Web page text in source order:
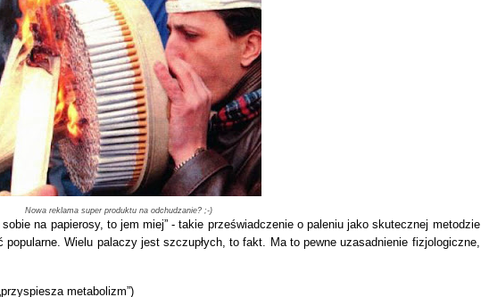
Nowa reklama super produktu na odchudzanie? ;-)
na papierosy, to jem miej” - takie przeświadczenie o paleniu jako skutecznej metodzie
Wielu palaczy jest szczupłych, to fakt. Ma to pewne uzasadnienie fizjologiczne,
metabolizm”)